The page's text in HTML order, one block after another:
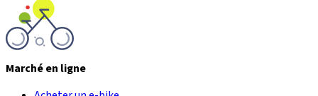
Marché en ligne